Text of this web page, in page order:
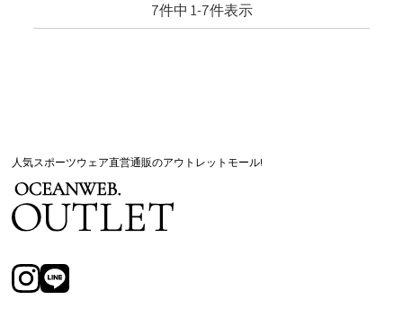
7件中 1-7件表示
人気スポーツウェア直営通販のアウトレットモール!